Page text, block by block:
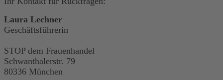
Laura Lechner
Geschäftsführerin
STOP dem Frauenhandel
Schwanthalerstr. 79
80336 München